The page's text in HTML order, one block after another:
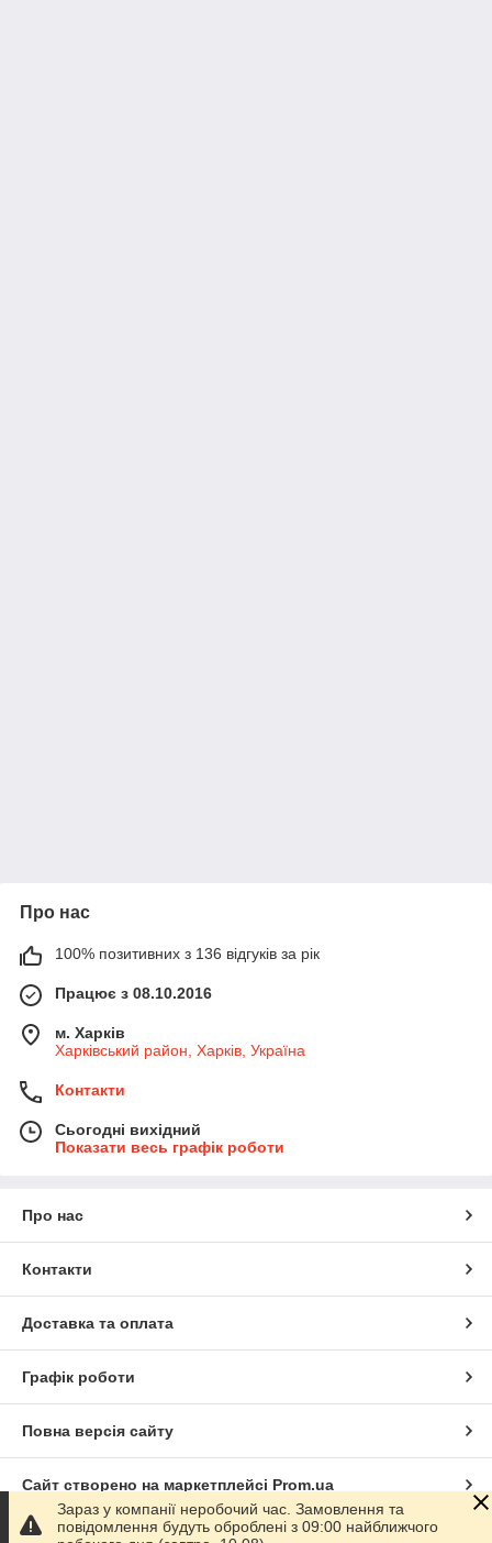
Про нас
100% позитивних з 136 відгуків за рік
Працює з 08.10.2016
м. Харків
Харківський район, Харків, Україна
Контакти
Сьогодні вихідний
Показати весь графік роботи
Про нас
Контакти
Доставка та оплата
Графік роботи
Повна версія сайту
Сайт створено на маркетплейсі Prom.ua
Політика конфіденційності
Зараз у компанії неробочий час. Замовлення та
повідомлення будуть оброблені з 09:00 найближчого